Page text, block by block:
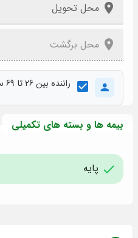
محل تحویل
محل برگشت
راننده بین 26 تا 69 سال
بیمه ها و بسته های تکمیلی
پایه